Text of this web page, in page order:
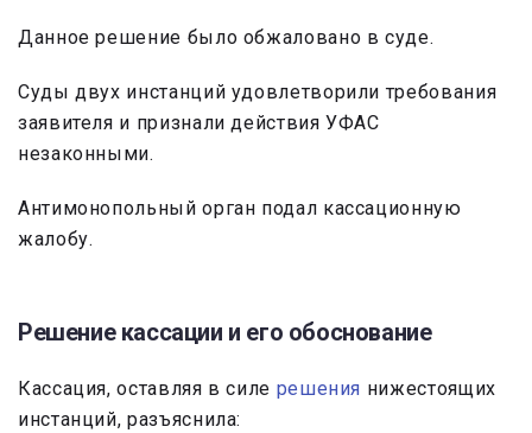
Данное решение было обжаловано в суде.
Суды двух инстанций удовлетворили требования
заявителя и признали действия УФАС
незаконными.
Антимонопольный орган подал кассационную
жалобу.
Решение кассации и его обоснование
Кассация, оставляя в силе решения нижестоящих
инстанций, разъяснила: